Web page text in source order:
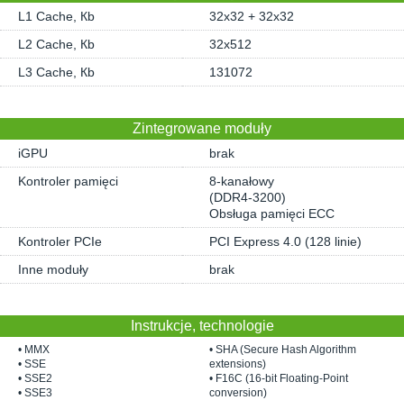
L1 Cache, Кb
32x32 + 32x32
L2 Cache, Кb
32x512
L3 Cache, Кb
131072
Zintegrowane moduły
iGPU
brak
Kontroler pamięci
8-kanałowy
(DDR4-3200)
Obsługa pamięci ECC
Kontroler PCIe
PCI Express 4.0 (128 linie)
Inne moduły
brak
Instrukcje, technologie
• MMX
• SSE
• SSE2
• SSE3
• SHA (Secure Hash Algorithm
extensions)
• F16C (16-bit Floating-Point
conversion)